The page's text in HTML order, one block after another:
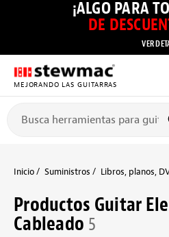
¡ALGO PARA
DE
VER
MEJORANDO LAS GUITARRAS
Inicio Suministros Libros, planos,
Productos Guitar
Cableado 5